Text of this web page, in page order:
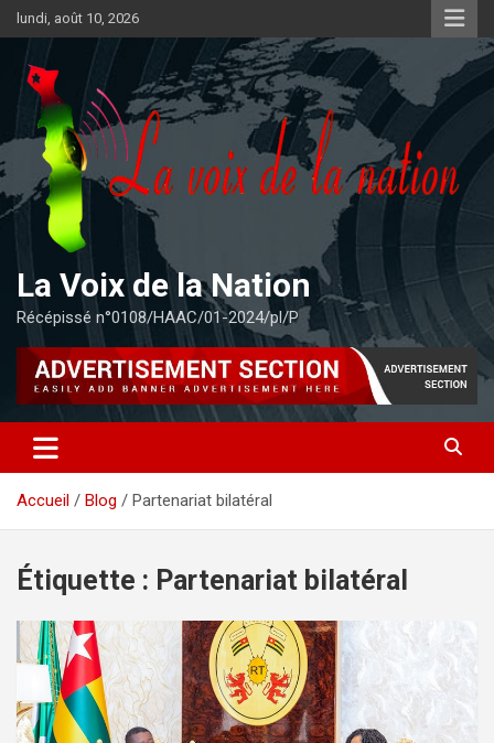
Aller
au
contenu
lundi, août 10, 2026
La Voix de la Nation
Récépissé n°0108/HAAC/01-2024/pl/P
Accueil Blog Partenariat bilatéral
Étiquette : Partenariat bilatéral